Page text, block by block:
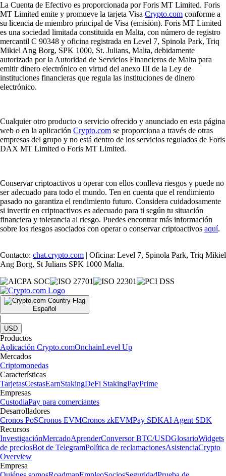
La Cuenta de Efectivo es proporcionada por Foris MT Limited. Foris
MT Limited emite y promueve la tarjeta Visa Crypto.com conforme a
su licencia de miembro principal de Visa (emisión). Foris MT Limited
es una sociedad limitada constituida en Malta, con número de registro
mercantil C 90348 y oficina registrada en Level 7, Spinola Park, Triq
Mikiel Ang Borg, SPK 1000, St. Julians, Malta, debidamente
autorizada por la Autoridad de Servicios Financieros de Malta para
emitir dinero electrónico en virtud del anexo III de la Ley de
instituciones financieras que regula las instituciones de dinero
electrónico.
Cualquier otro producto o servicio ofrecido y anunciado en esta página
web o en la aplicación Crypto.com se proporciona a través de otras
empresas del grupo y no está dentro de los servicios regulados de Foris
DAX MT Limited o Foris MT Limited.
Conservar criptoactivos u operar con ellos conlleva riesgos y puede no
ser adecuado para todo el mundo. Ten en cuenta que el rendimiento
pasado no garantiza el rendimiento futuro. Considera cuidadosamente
si invertir en criptoactivos es adecuado para ti según tu situación
financiera y tolerancia al riesgo. Puedes encontrar más información
sobre los riesgos asociados con operar o conservar criptoactivos aquí.
Contacto: chat.crypto.com | Oficina: Level 7, Spinola Park, Triq Mikiel
Ang Borg, St Julians SPK 1000 Malta.
Español
|
USD
Productos
Aplicación Crypto.comOnchainLevel Up
Mercados
Criptomonedas
Características
TarjetasCestasEarnStakingDeFi StakingPayPrime
Empresas
CustodiaPay para comerciantes
Desarrolladores
Cronos PoSCronos EVMCronos zkEVMPay SDKAI Agent SDK
Recursos
InvestigaciónMercadoAprenderConversor BTC/USDGlosarioWidgets
de preciosBot de TelegramPolítica de reclamacionesAsistenciaCrypto
Overview
Empresa